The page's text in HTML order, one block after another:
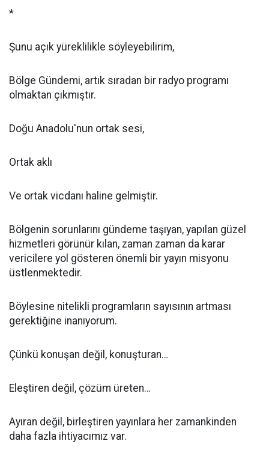
*
Şunu açık yüreklilikle söyleyebilirim,
Bölge Gündemi, artık sıradan bir radyo programı
olmaktan çıkmıştır.
Doğu Anadolu'nun ortak sesi,
Ortak aklı
Ve ortak vicdanı haline gelmiştir.
Bölgenin sorunlarını gündeme taşıyan, yapılan güzel
hizmetleri görünür kılan, zaman zaman da karar
vericilere yol gösteren önemli bir yayın misyonu
üstlenmektedir.
Böylesine nitelikli programların sayısının artması
gerektiğine inanıyorum.
Çünkü konuşan değil, konuşturan…
Eleştiren değil, çözüm üreten…
Ayıran değil, birleştiren yayınlara her zamankinden
daha fazla ihtiyacımız var.